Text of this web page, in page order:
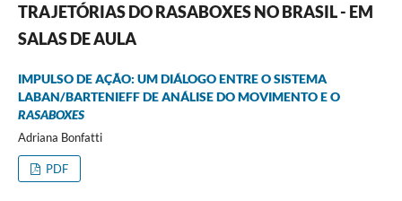
TRAJETÓRIAS DO RASABOXES NO BRASIL - EM
SALAS DE AULA
IMPULSO DE AÇÃO: UM DIÁLOGO ENTRE O SISTEMA
LABAN/BARTENIEFF DE ANÁLISE DO MOVIMENTO E O
RASABOXES
Adriana Bonfatti
PDF